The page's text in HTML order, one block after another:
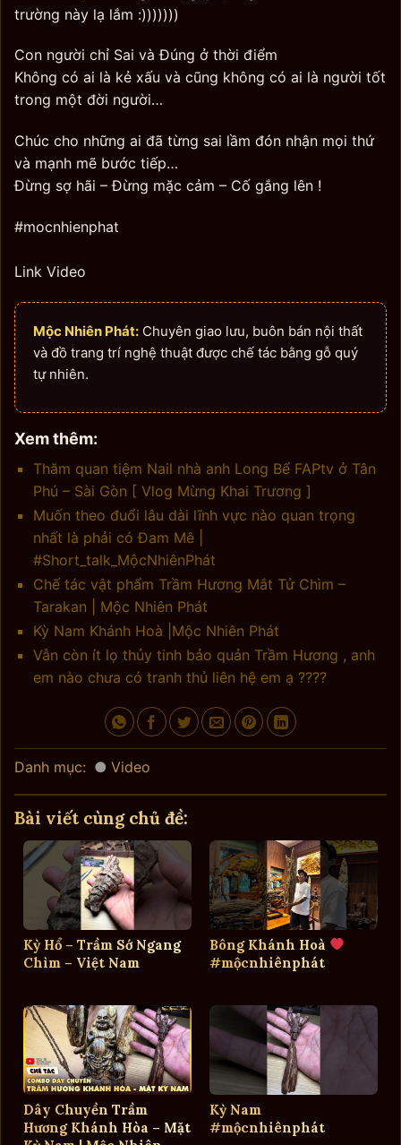
trường này lạ lắm :)))))))
Con người chỉ Sai và Đúng ở thời điểm
Không có ai là kẻ xấu và cũng không có ai là người tốt
trong một đời người…
Chúc cho những ai đã từng sai lầm đón nhận mọi thứ
và mạnh mẽ bước tiếp…
Đừng sợ hãi – Đừng mặc cảm – Cố gắng lên !
#mocnhienphat
Link Video
Mộc Nhiên Phát: Chuyên giao lưu, buôn bán nội thất
và đồ trang trí nghệ thuật được chế tác bằng gỗ quý
tự nhiên.
Xem thêm:
Thăm quan tiệm Nail nhà anh Long Bể FAPtv ở Tân
Phú – Sài Gòn [ Vlog Mừng Khai Trương ]
Muốn theo đuổi lâu dài lĩnh vực nào quan trọng
nhất là phải có Đam Mê |
#Short_talk_MộcNhiênPhát
Chế tác vật phẩm Trầm Hương Mắt Tử Chìm –
Tarakan | Mộc Nhiên Phát
Kỳ Nam Khánh Hoà |Mộc Nhiên Phát
Vẫn còn ít lọ thủy tinh bảo quản Trầm Hương , anh
em nào chưa có tranh thủ liên hệ em ạ ????
Danh mục: Video
Bài viết cùng chủ đề:
Kỳ Hổ – Trầm Sớ Ngang
Chìm – Việt Nam
Bông Khánh Hoà
#mộcnhiênphát
Dây Chuyền Trầm
Hương Khánh Hòa – Mặt
Kỳ Nam
#mộcnhiênphát